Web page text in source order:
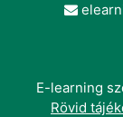
E-learning
Rövid